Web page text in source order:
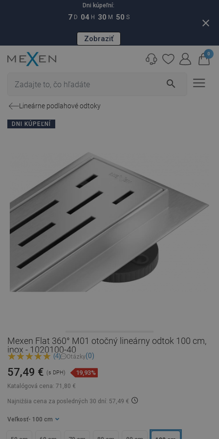
Dni kúpeľní:
7 D 04 H 30 M 49 S
Zobraziť
close
search
0
Lineárne podlahové odtoky
DNI KÚPEĽNÍ
Mexen Flat 360° M01 otočný lineárny odtok 100 cm,
inox - 1020100-40
(4) Otázky(0)
Katalógová cena: 71,80 €
57,49 € (s DPH) 19,93%
Najnižšia cena za posledných 30 dní: 57,49 €
Veľkosť - 100 cm